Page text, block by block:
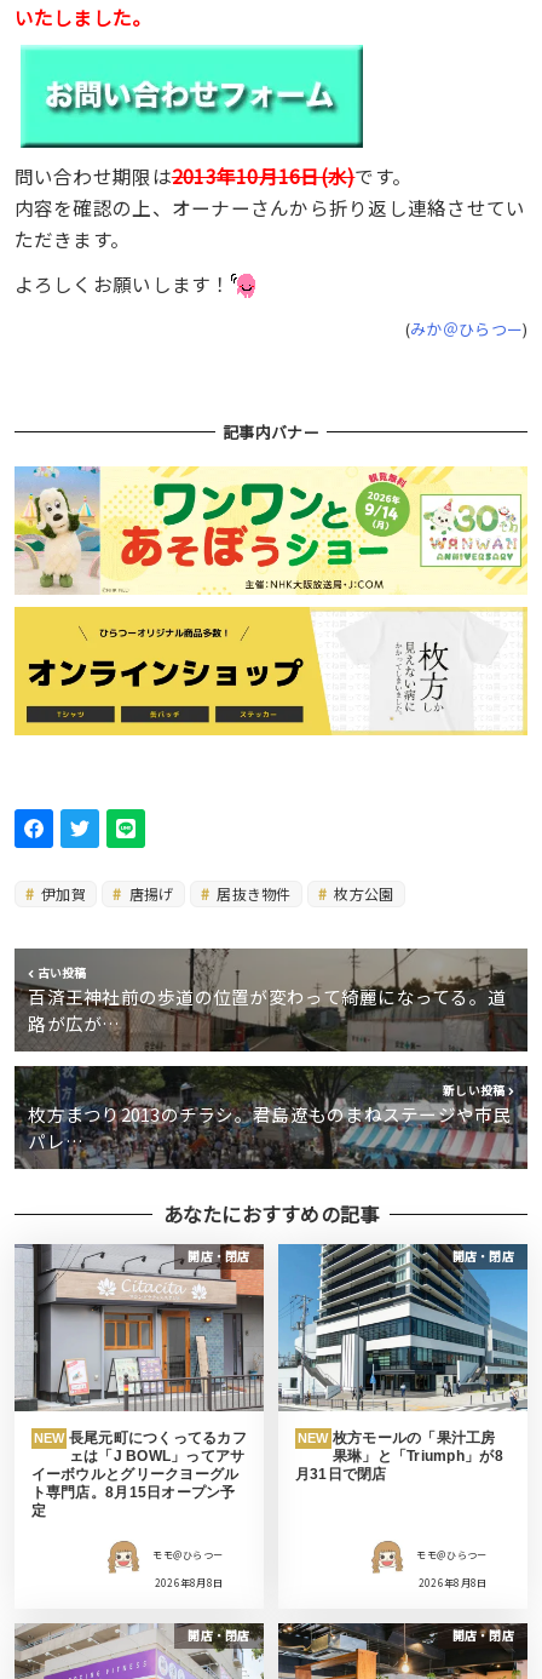
いたしました。
問い合わせ期限は2013年10月16日(水)です。
内容を確認の上、オーナーさんから折り返し連絡させてい
ただきます。
よろしくお願いします！
(みか＠ひらつー)
記事内バナー
伊加賀 唐揚げ 居抜き物件 枚方公園
古い投稿
百済王神社前の歩道の位置が変わって綺麗になってる。道
路が広が…
新しい投稿
枚方まつり2013のチラシ。君島遼ものまねステージや市民
パレ…
あなたにおすすめの記事
開店・閉店
NEW 長尾元町につくってるカフ
ェは「J BOWL」ってアサ
イーボウルとグリークヨーグル
ト専門店。8月15日オープン予
定
モモ＠ひらつー
2026年8月8日
開店・閉店
NEW 枚方モールの「果汁工房
果琳」と「Triumph」が8
月31日で閉店
モモ＠ひらつー
2026年8月8日
開店・閉店 開店・閉店